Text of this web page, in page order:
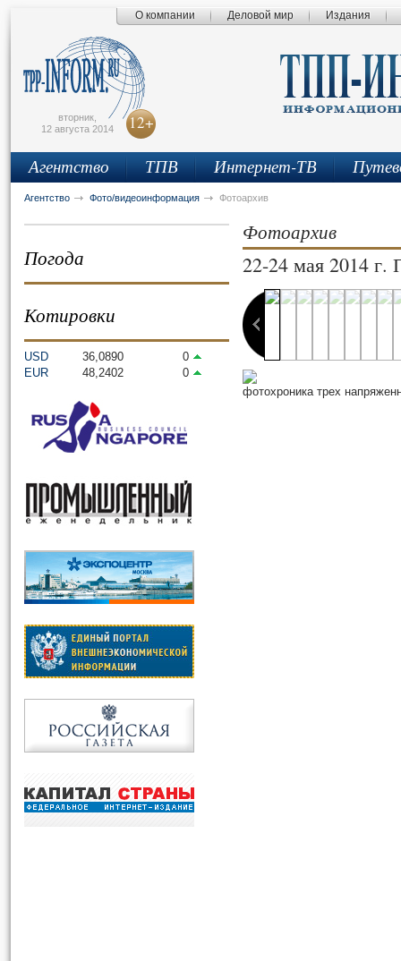
О компании Деловой мир Издания
вторник,
12 августа 2014
12+
Агентство ТПВ Интернет-ТВ
Агентство Фото/видеоинформация Фотоархив
Погода
Котировки
USD 36,0890
0
EUR
48,2402 0
Фотоархив
22-24 мая 2014
1 фотографий
фотохроника трех